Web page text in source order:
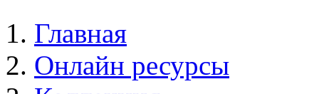
Главная
Онлайн ресурсы